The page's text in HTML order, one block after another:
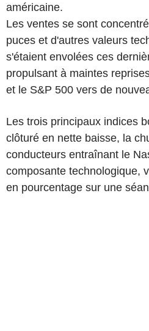
américaine.
Les ventes se sont
puces et d'autres valeurs
s'étaient envolées ces
propulsant à maintes
et le S&P 500 vers de
Les trois principaux indices
clôturé en nette baisse, la
conducteurs entraînant le
composante technologique,
en pourcentage sur une